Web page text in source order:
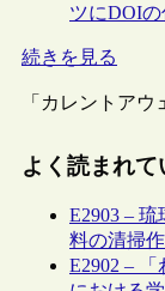
ツにDOI
続きを見る
「カレントアウ
よく読まれて
E2903 –
料の清掃
E2902 –